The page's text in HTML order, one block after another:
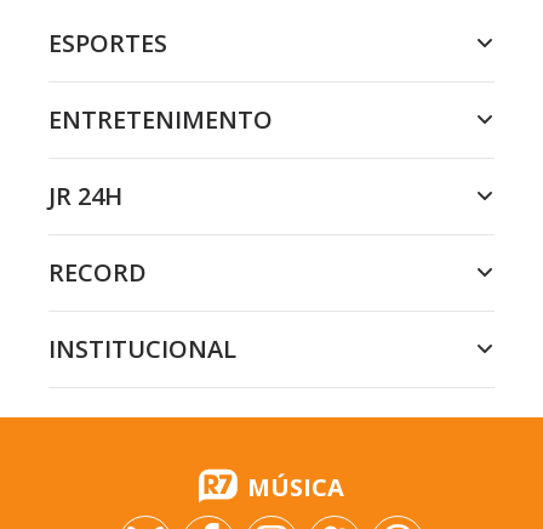
ESPORTES
ENTRETENIMENTO
JR 24H
RECORD
INSTITUCIONAL
MÚSICA